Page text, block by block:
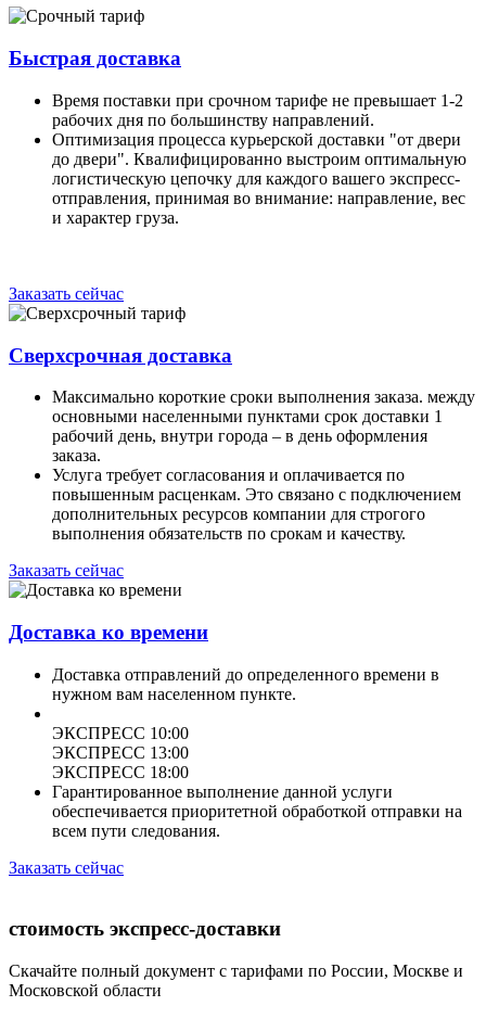
Быстрая доставка
Время поставки при срочном тарифе не превышает 1-2
рабочих дня по большинству направлений.
Оптимизация процесса курьерской доставки "от двери
до двери". Квалифицированно выстроим оптимальную
логистическую цепочку для каждого вашего экспресс-
отправления, принимая во внимание: направление, вес
и характер груза.
Заказать сейчас
Сверхсрочная доставка
Максимально короткие сроки выполнения заказа. между
основными населенными пунктами срок доставки 1
рабочий день, внутри города – в день оформления
заказа.
Услуга требует согласования и оплачивается по
повышенным расценкам. Это связано с подключением
дополнительных ресурсов компании для строгого
выполнения обязательств по срокам и качеству.
Заказать сейчас
Доставка ко времени
Доставка отправлений до определенного времени в
нужном вам населенном пункте.
ЭКСПРЕСС 10:00
ЭКСПРЕСС 13:00
ЭКСПРЕСС 18:00
Гарантированное выполнение данной услуги
обеспечивается приоритетной обработкой отправки на
всем пути следования.
Заказать сейчас
стоимость экспресс-доставки
Скачайте полный документ с тарифами по России, Москве и
Московской области